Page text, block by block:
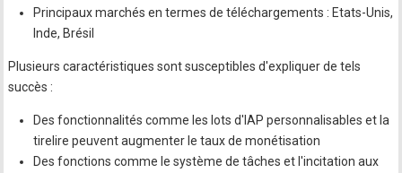
Principaux marchés en termes de téléchargements : Etats-Unis,
Inde, Brésil
Plusieurs caractéristiques sont susceptibles d'expliquer de tels
succès :
Des fonctionnalités comme les lots d'IAP personnalisables et la
tirelire peuvent augmenter le taux de monétisation
Des fonctions comme le système de tâches et l'incitation aux